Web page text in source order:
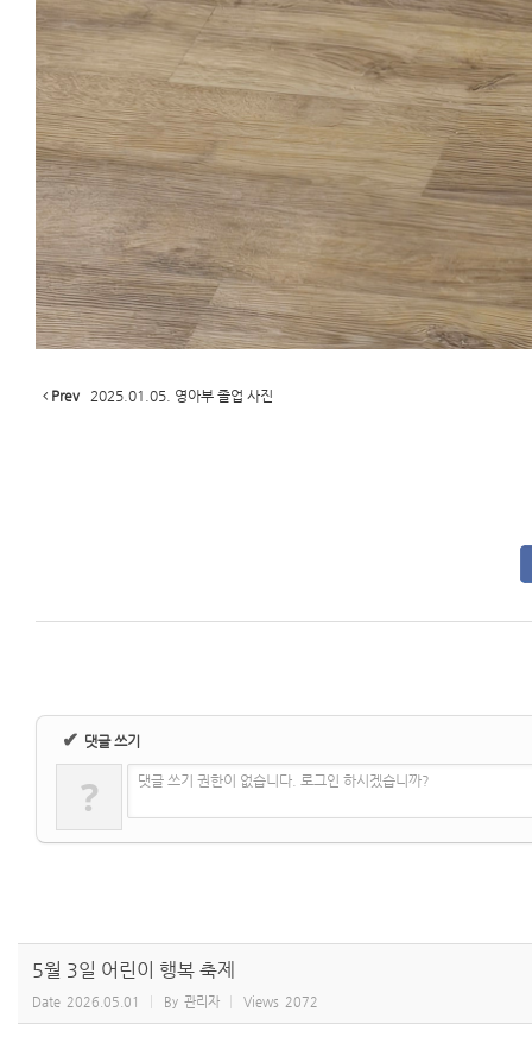
Prev 2025.01.05. 영아부 졸업 사진
✔ 댓글 쓰기
? 댓글 쓰기 권한이 없습니다. 로그인 하시겠습니까?
5월 3일 어린이 행복 축제
Date 2026.05.01 By 관리자 Views 2072